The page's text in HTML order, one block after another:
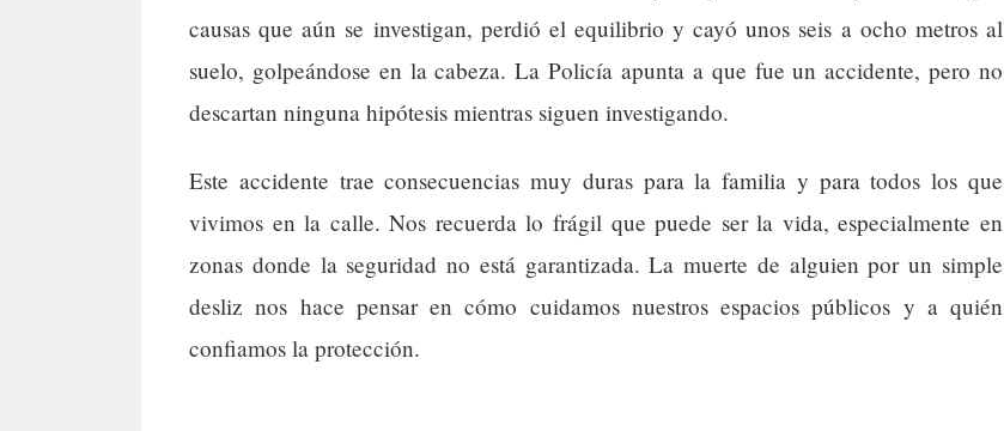
causas que aún se investigan, perdió el equilibrio y cayó unos seis a ocho metros al
suelo, golpeándose en la cabeza. La Policía apunta a que fue un accidente, pero no
descartan ninguna hipótesis mientras siguen investigando.
Este accidente trae consecuencias muy duras para la familia y para todos los que
vivimos en la calle. Nos recuerda lo frágil que puede ser la vida, especialmente en
zonas donde la seguridad no está garantizada. La muerte de alguien por un simple
desliz nos hace pensar en cómo cuidamos nuestros espacios públicos y a quién
confiamos la protección.